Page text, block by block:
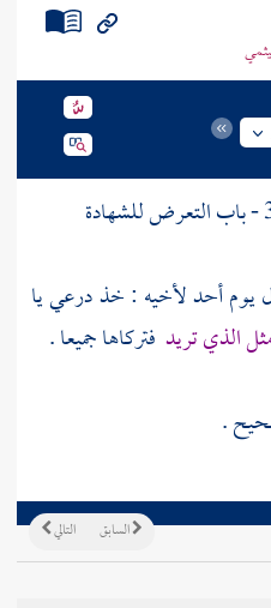
يومأحدلأخيه : خذ درعي يا
الذي تريد فتركاها جميعا .
.
التالي السابق